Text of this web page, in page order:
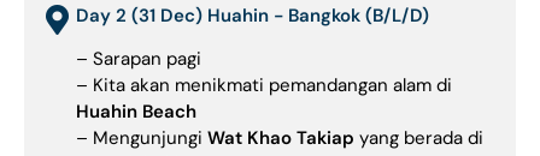
Day 2 (31 Dec) Huahin - Bangkok (B/L/D)
– Sarapan pagi
– Kita akan menikmati pemandangan alam di
Huahin Beach
– Mengunjungi Wat Khao Takiap yang berada di